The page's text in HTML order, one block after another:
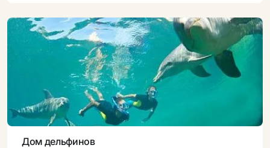
Дом дельфинов